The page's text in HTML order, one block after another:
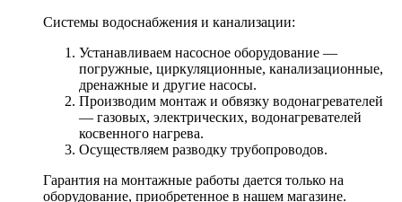
Системы водоснабжения и канализации:
Устанавливаем насосное оборудование —
погружные, циркуляционные, канализационные,
дренажные и другие насосы.
Производим монтаж и обвязку водонагревателей
— газовых, электрических, водонагревателей
косвенного нагрева.
Осуществляем разводку трубопроводов.
Гарантия на монтажные работы дается только на
оборудование, приобретенное в нашем магазине.